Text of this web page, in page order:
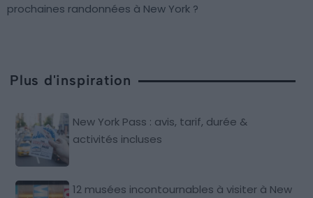
prochaines randonnées à New York ?
Plus d'inspiration
New York Pass : avis, tarif, durée &
activités incluses
12 musées incontournables à visiter à New